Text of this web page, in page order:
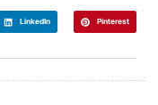
LinkedIn Pinterest